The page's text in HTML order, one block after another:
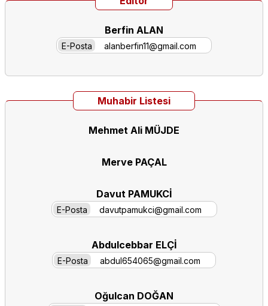
Berfin ALAN
E-Posta alanberfin11@gmail.com
Muhabir Listesi
Mehmet Ali MÜJDE
Merve PAÇAL
Davut PAMUKCİ
E-Posta davutpamukci@gmail.com
Abdulcebbar ELÇİ
E-Posta abdul654065@gmail.com
Oğulcan DOĞAN